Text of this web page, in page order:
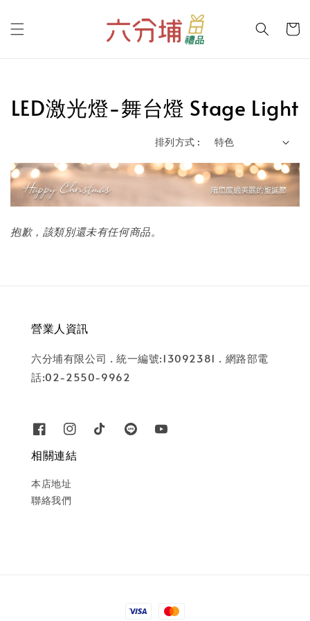
LED激光燈-舞台燈 Stage Light
排列方式 :
抱歉，該類別還未有任何商品。
營業人資訊
六分埔有限公司 . 統一編號:13092381 . 網路部電
話:02-2550-9962
相關連結
本店地址
聯絡我們